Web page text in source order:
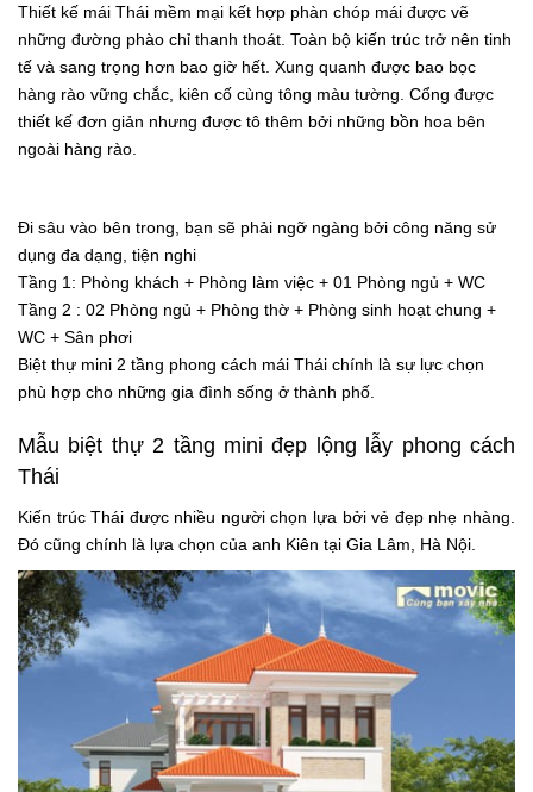
Thiết kế mái Thái mềm mại kết hợp phàn chóp mái được vẽ
những đường phào chỉ thanh thoát. Toàn bộ kiến trúc trở nên tinh
tế và sang trọng hơn bao giờ hết. Xung quanh được bao bọc
hàng rào vững chắc, kiên cố cùng tông màu tường. Cổng được
thiết kế đơn giản nhưng được tô thêm bởi những bồn hoa bên
ngoài hàng rào.
Đi sâu vào bên trong, bạn sẽ phải ngỡ ngàng bởi công năng sử
dụng đa dạng, tiện nghi
Tầng 1: Phòng khách + Phòng làm việc + 01 Phòng ngủ + WC
Tầng 2 : 02 Phòng ngủ + Phòng thờ + Phòng sinh hoạt chung +
WC + Sân phơi
Biệt thự mini 2 tầng phong cách mái Thái chính là sự lực chọn
phù hợp cho những gia đình sống ở thành phố.
Mẫu biệt thự 2 tầng mini đẹp lộng lẫy phong cách
Thái
Kiến trúc Thái được nhiều người chọn lựa bởi vẻ đẹp nhẹ nhàng.
Đó cũng chính là lựa chọn của anh Kiên tại Gia Lâm, Hà Nội.